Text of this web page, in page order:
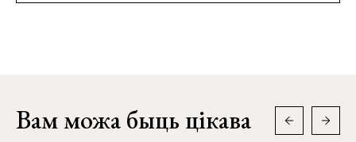
Вам можа быць цікава